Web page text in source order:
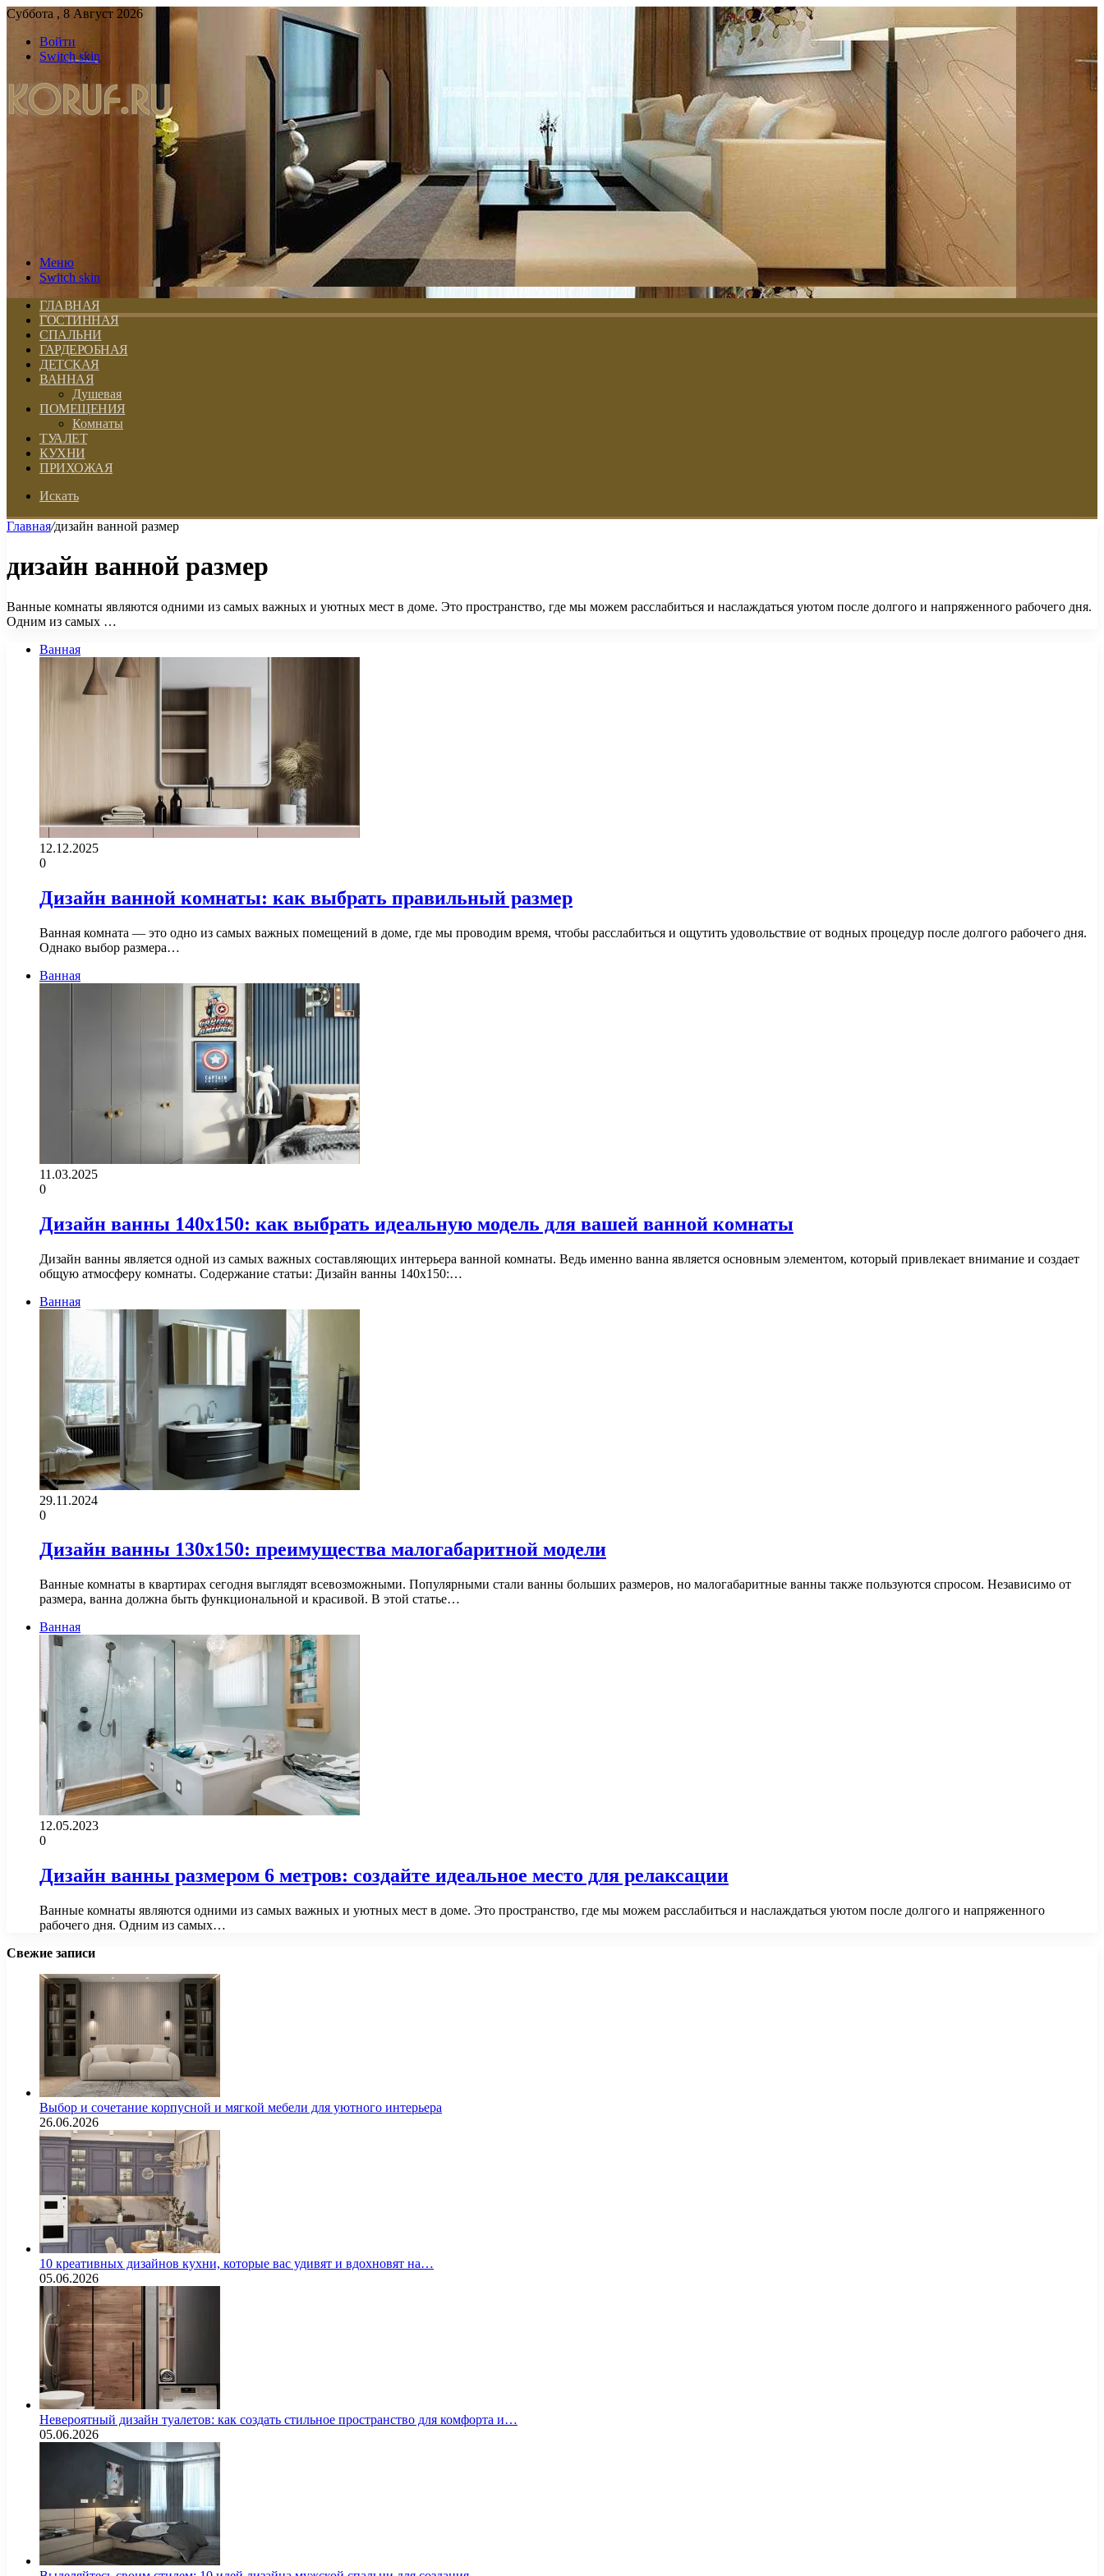
Суббота , 8 Август 2026
Войти
Switch skin
Меню
Switch skin
ГЛАВНАЯ
ГОСТИННАЯ
СПАЛЬНИ
ГАРДЕРОБНАЯ
ДЕТСКАЯ
ВАННАЯ
Душевая
ПОМЕЩЕНИЯ
Комнаты
ТУАЛЕТ
КУХНИ
ПРИХОЖАЯ
Искать
Главная/дизайн ванной размер
дизайн ванной размер
Ванные комнаты являются одними из самых важных и уютных мест в доме. Это пространство, где мы можем расслабиться и наслаждаться уютом после долгого и напряженного рабочего дня.
Одним из самых …
Ванная
12.12.2025
0
Дизайн ванной комнаты: как выбрать правильный размер
Ванная комната — это одно из самых важных помещений в доме, где мы проводим время, чтобы расслабиться и ощутить удовольствие от водных процедур после долгого рабочего дня.
Однако выбор размера…
Ванная
11.03.2025
0
Дизайн ванны 140х150: как выбрать идеальную модель для вашей ванной комнаты
Дизайн ванны является одной из самых важных составляющих интерьера ванной комнаты. Ведь именно ванна является основным элементом, который привлекает внимание и создает
общую атмосферу комнаты. Содержание статьи: Дизайн ванны 140х150:…
Ванная
29.11.2024
0
Дизайн ванны 130х150: преимущества малогабаритной модели
Ванные комнаты в квартирах сегодня выглядят всевозможными. Популярными стали ванны больших размеров, но малогабаритные ванны также пользуются спросом. Независимо от
размера, ванна должна быть функциональной и красивой. В этой статье…
Ванная
12.05.2023
0
Дизайн ванны размером 6 метров: создайте идеальное место для релаксации
Ванные комнаты являются одними из самых важных и уютных мест в доме. Это пространство, где мы можем расслабиться и наслаждаться уютом после долгого и напряженного
рабочего дня. Одним из самых…
Свежие записи
Выбор и сочетание корпусной и мягкой мебели для уютного интерьера
26.06.2026
10 креативных дизайнов кухни, которые вас удивят и вдохновят на…
05.06.2026
Невероятный дизайн туалетов: как создать стильное пространство для комфорта и…
05.06.2026